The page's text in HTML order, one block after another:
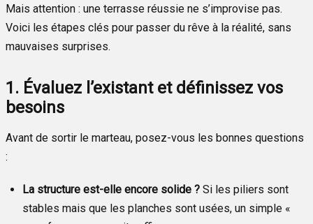
Mais attention : une terrasse réussie ne s’improvise pas.
Voici les étapes clés pour passer du rêve à la réalité, sans
mauvaises surprises.
1. Évaluez l’existant et définissez vos
besoins
Avant de sortir le marteau, posez-vous les bonnes questions
:
La structure est-elle encore solide ? Si les piliers sont
stables mais que les planches sont usées, un simple «